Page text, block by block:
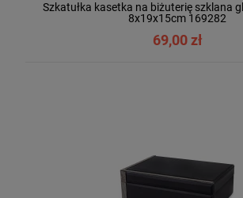
Szkatułka kasetka na biżuterię szklana
8x19x15cm 169282
69,00 zł